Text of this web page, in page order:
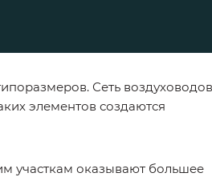
Сеть воздуховодов
элементов создаются
участкам оказывают большее